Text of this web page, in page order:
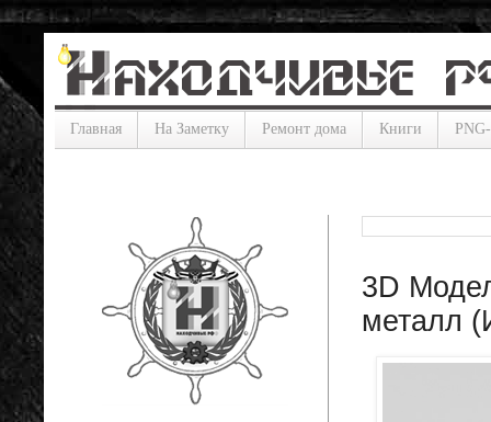
Главная На Заметку Ремонт дома Книги
3D
металл